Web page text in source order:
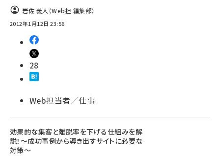
岩佐 義人（Web担 編集部）
2012年1月12日 23:56
28
Web担当者／仕事
効果的な集客と離脱率を下げる仕組みを解
説！～成功事例から導き出すサイトに必要な
対策～